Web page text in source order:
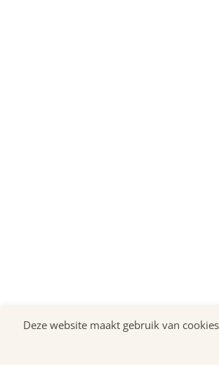
Deze website maakt gebruik van